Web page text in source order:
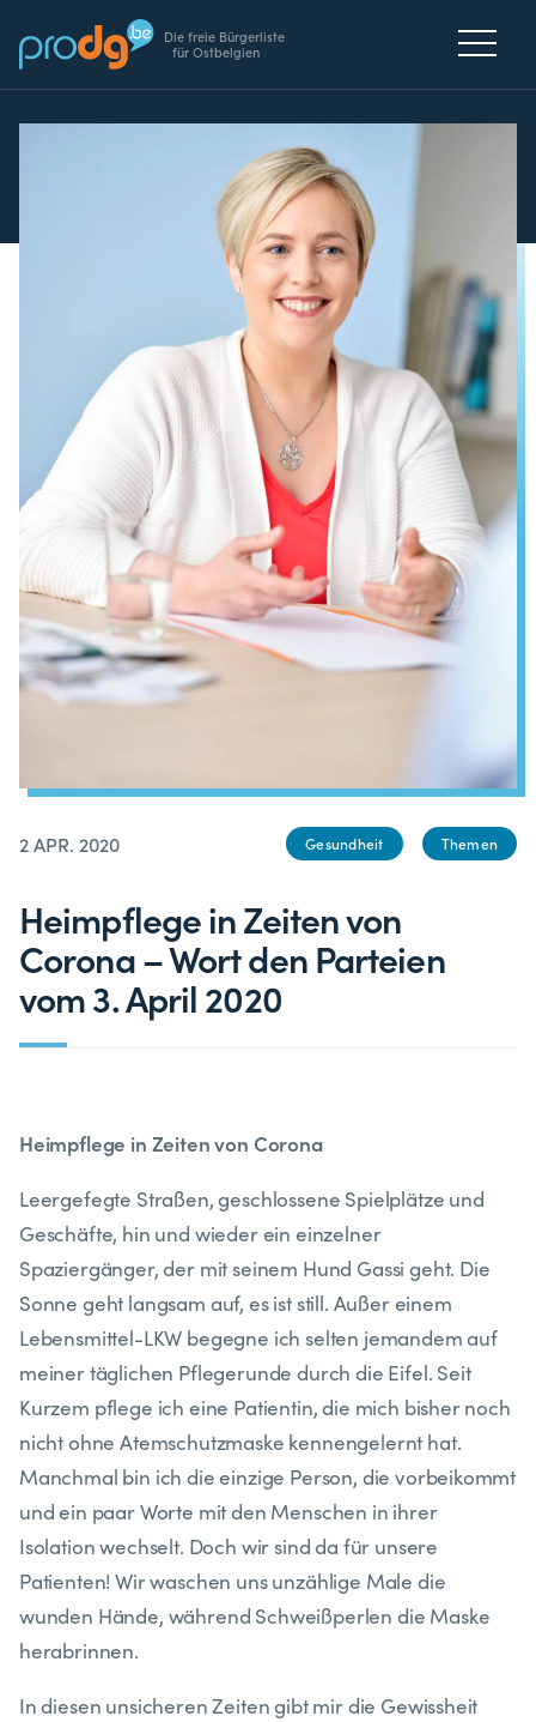
Die freie Bürgerliste
für Ostbelgien
2 APR. 2020 Gesundheit Themen
Heimpflege in Zeiten von
Corona – Wort den Parteien
vom 3. April 2020
Heimpflege in Zeiten von Corona
Leergefegte Straßen, geschlossene Spielplätze und
Geschäfte, hin und wieder ein einzelner
Spaziergänger, der mit seinem Hund Gassi geht. Die
Sonne geht langsam auf, es ist still. Außer einem
Lebensmittel-LKW begegne ich selten jemandem auf
meiner täglichen Pflegerunde durch die Eifel. Seit
Kurzem pflege ich eine Patientin, die mich bisher noch
nicht ohne Atemschutzmaske kennengelernt hat.
Manchmal bin ich die einzige Person, die vorbeikommt
und ein paar Worte mit den Menschen in ihrer
Isolation wechselt. Doch wir sind da für unsere
Patienten! Wir waschen uns unzählige Male die
wunden Hände, während Schweißperlen die Maske
herabrinnen.
In diesen unsicheren Zeiten gibt mir die Gewissheit